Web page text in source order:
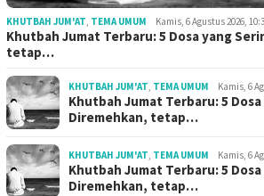
KHUTBAH JUM'AT, TEMA UMUM Kamis, 6 Agustus 2026,
Khutbah Jumat Terbaru: 5 Dosa yang
tetap…
KHUTBAH JUM'AT, TEMA UMUM Kamis, 6
Khutbah Jumat Terbaru: 5
Diremehkan, tetap…
KHUTBAH JUM'AT, TEMA UMUM Kamis, 6
Khutbah Jumat Terbaru: 5
Diremehkan, tetap…